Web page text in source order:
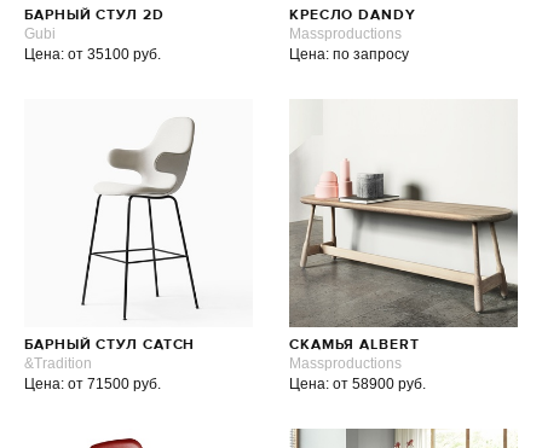
БАРНЫЙ СТУЛ 2D
Gubi
Цена: от 35100 руб.
КРЕСЛО DANDY
Massproductions
Цена: по запросу
БАРНЫЙ СТУЛ CATCH
&Tradition
Цена: от 71500 руб.
СКАМЬЯ ALBERT
Massproductions
Цена: от 58900 руб.